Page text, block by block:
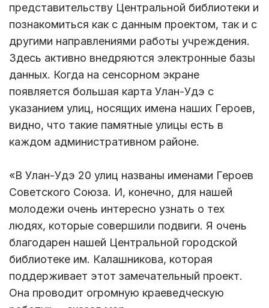
представительству Центральной библиотеки и
познакомиться как с данным проектом, так и с
другими направлениями работы учреждения.
Здесь активно внедряются электронные базы
данных. Когда на сенсорном экране
появляется большая карта Улан-Удэ с
указанием улиц, носящих имена наших Героев,
видно, что такие памятные улицы есть в
каждом административном районе.
«В Улан-Удэ 20 улиц названы именами Героев
Советского Союза. И, конечно, для нашей
молодежи очень интересно узнать о тех
людях, которые совершили подвиги. Я очень
благодарен нашей Центральной городской
библиотеке им. Калашникова, которая
поддерживает этот замечательный проект.
Она проводит огромную краеведческую